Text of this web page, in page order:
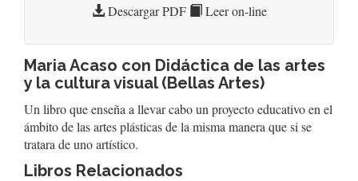
Descargar PDF Leer on-line
Maria Acaso con Didáctica de las artes
y la cultura visual (Bellas Artes)
Un libro que enseña a llevar cabo un proyecto educativo en el
ámbito de las artes plásticas de la misma manera que si se
tratara de uno artístico.
Libros Relacionados